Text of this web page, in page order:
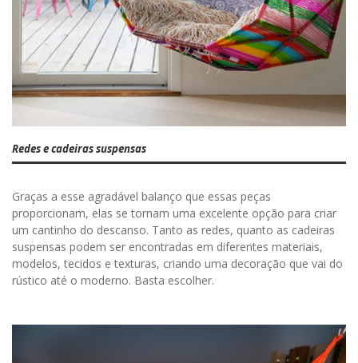
Redes e cadeiras suspensas
Graças a esse agradável balanço que essas peças
proporcionam, elas se tornam uma excelente opção para criar
um cantinho do descanso. Tanto as redes, quanto as cadeiras
suspensas podem ser encontradas em diferentes materiais,
modelos, tecidos e texturas, criando uma decoração que vai do
rústico até o moderno. Basta escolher.